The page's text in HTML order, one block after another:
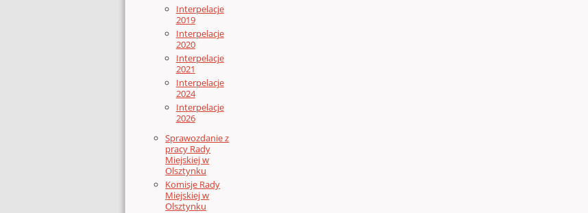
Interpelacje
2019
Interpelacje
2020
Interpelacje
2021
Interpelacje
2024
Interpelacje
2026
Sprawozdanie z
pracy Rady
Miejskiej w
Olsztynku
Komisje Rady
Miejskiej w
Olsztynku